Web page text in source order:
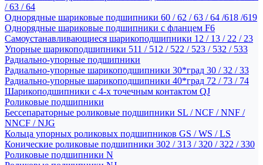
/ 63 / 64
Однорядные шариковые подшипники 60 / 62 / 63 / 64 /618 /619
Однорядные шариковые подшипники с фланцем F6
Самоустанавливающиеся шарикоподшипники 12 / 13 / 22 / 23
Упорные шарикоподшипники 511 / 512 / 522 / 523 / 532 / 533
Радиально-упорные подшипники
Радиально-упорные шарикоподшипники 30*град 30 / 32 / 33
Радиально-упорные шарикоподшипники 40*град 72 / 73 / 74
Шарикоподшипники с 4-х точечным контактом QJ
Роликовые подшипники
Бессепараторные роликовые подшипники SL / NCF / NNF /
NNCF / NJG
Кольца упорных роликовых подшипников GS / WS / LS
Конические роликовые подшипники 302 / 313 / 320 / 322 / 330
Роликовые подшипники N